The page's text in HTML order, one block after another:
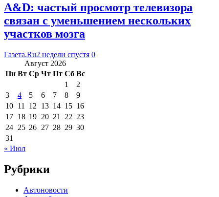
A&D: частый просмотр телевизора
связан с уменьшением нескольких
участков мозга
Газета.Ru2 недели спустя 0
Август 2026
Пн Вт Ср Чт Пт Сб Вс
1
2
3
4 5 6 7 8
9
10 11 12 13 14 15 16
17 18 19 20 21 22 23
24 25 26 27 28 29 30
31
« Июл
Рубрики
Автоновости